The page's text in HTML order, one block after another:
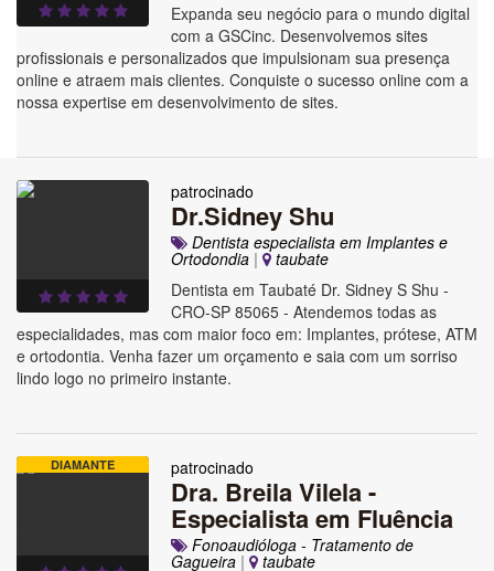
Expanda seu negócio para o mundo digital
com a GSCinc. Desenvolvemos sites
profissionais e personalizados que impulsionam sua presença
online e atraem mais clientes. Conquiste o sucesso online com a
nossa expertise em desenvolvimento de sites.
patrocinado
Dr.Sidney Shu
Dentista especialista em Implantes e
Ortodondia |
taubate
Dentista em Taubaté Dr. Sidney S Shu -
CRO-SP 85065 - Atendemos todas as
especialidades, mas com maior foco em: Implantes, prótese, ATM
e ortodontia. Venha fazer um orçamento e saia com um sorriso
lindo logo no primeiro instante.
DIAMANTE patrocinado
Dra. Breila Vilela -
Especialista em Fluência
Fonoaudióloga - Tratamento de
Gagueira | taubate